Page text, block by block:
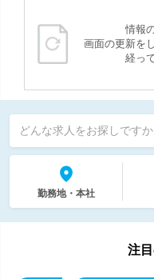
情報
画面の更新を
経っ
どんな求人をお探しですか
勤務地・本社
注